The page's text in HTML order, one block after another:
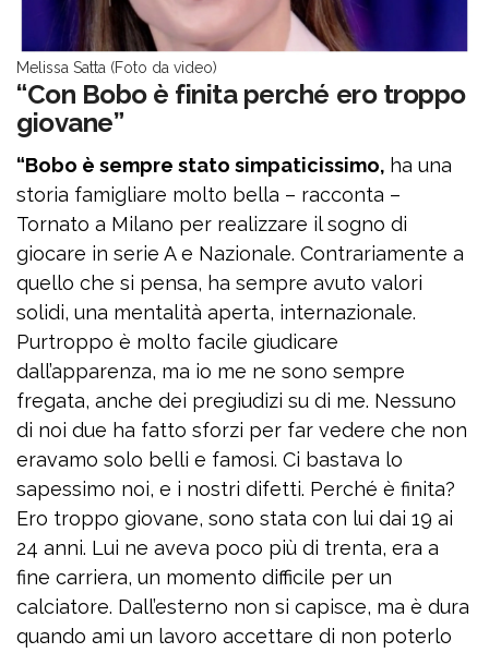
Melissa Satta (Foto da video)
“Con Bobo è finita perché ero troppo
giovane”
“Bobo è sempre stato simpaticissimo, ha una
storia famigliare molto bella – racconta –
Tornato a Milano per realizzare il sogno di
giocare in serie A e Nazionale. Contrariamente a
quello che si pensa, ha sempre avuto valori
solidi, una mentalità aperta, internazionale.
Purtroppo è molto facile giudicare
dall’apparenza, ma io me ne sono sempre
fregata, anche dei pregiudizi su di me. Nessuno
di noi due ha fatto sforzi per far vedere che non
eravamo solo belli e famosi. Ci bastava lo
sapessimo noi, e i nostri difetti. Perché è finita?
Ero troppo giovane, sono stata con lui dai 19 ai
24 anni. Lui ne aveva poco più di trenta, era a
fine carriera, un momento difficile per un
calciatore. Dall’esterno non si capisce, ma è dura
quando ami un lavoro accettare di non poterlo